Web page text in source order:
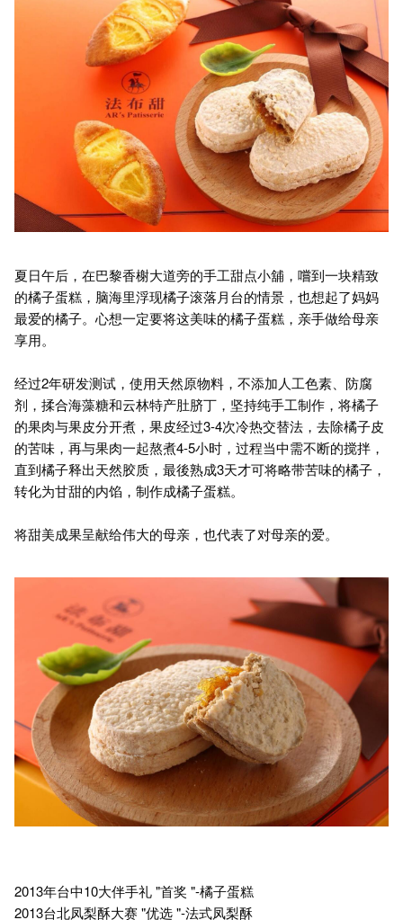
夏日午后，在巴黎香榭大道旁的手工甜点小舖，嚐到一块精致
的橘子蛋糕，脑海里浮现橘子滚落月台的情景，也想起了妈妈
最爱的橘子。心想一定要将这美味的橘子蛋糕，亲手做给母亲
享用。
经过2年研发测试，使用天然原物料，不添加人工色素、防腐
剂，揉合海藻糖和云林特产肚脐丁，坚持纯手工制作，将橘子
的果肉与果皮分开煮，果皮经过3-4次冷热交替法，去除橘子皮
的苦味，再与果肉一起熬煮4-5小时，过程当中需不断的搅拌，
直到橘子释出天然胶质，最後熟成3天才可将略带苦味的橘子，
转化为甘甜的内馅，制作成橘子蛋糕。
将甜美成果呈献给伟大的母亲，也代表了对母亲的爱。
2013年台中10大伴手礼 "首奖 "-橘子蛋糕
2013台北凤梨酥大赛 "优选 "-法式凤梨酥